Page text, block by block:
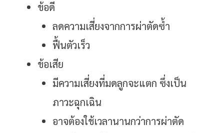
ข้อดี
ลดความเสี่ยงจากการผ่าตัดซ้ำ
ฟื้นตัวเร็ว
ข้อเสีย
มีความเสี่ยงที่มดลูกจะแตก ซึ่งเป็น
ภาวะฉุกเฉิน
อาจต้องใช้เวลานานกว่าการผ่าตัด